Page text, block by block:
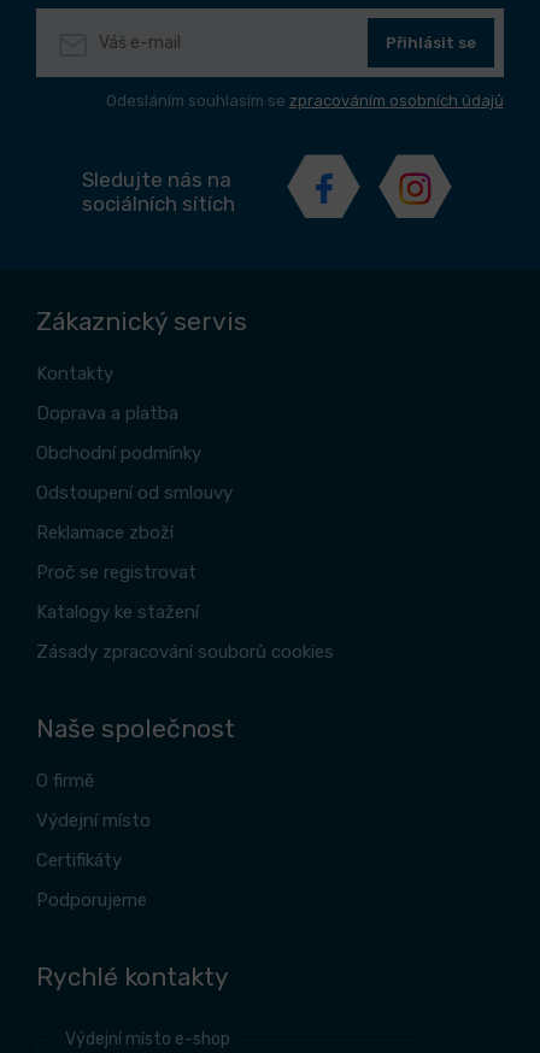
Přihlásit se
Odesláním souhlasím se zpracováním osobních údajů
Sledujte nás na
sociálních sítích
Zákaznický servis
Kontakty
Doprava a platba
Obchodní podmínky
Odstoupení od smlouvy
Reklamace zboží
Proč se registrovat
Katalogy ke stažení
Zásady zpracování souborů cookies
Naše společnost
O firmě
Výdejní místo
Certifikáty
Podporujeme
Rychlé kontakty
Výdejní místo e-shop